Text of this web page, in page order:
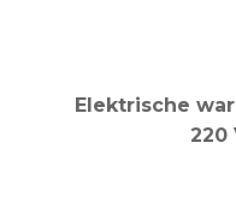
Elektrische
220